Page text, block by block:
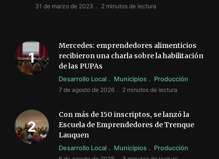
31 de marzo de 2023 2 minutos de lectura
Mercedes: emprendedores alimenticios
recibieron una charla sobre la habilitación
de las PUPAs
Desarrollo Local Municipios Producción
7 de agosto de 2026 2 minutos de lectura
Con más de 150 inscriptos, se lanzó la
Escuela de Emprendedores de Trenque
Lauquen
Desarrollo Local Municipios Producción